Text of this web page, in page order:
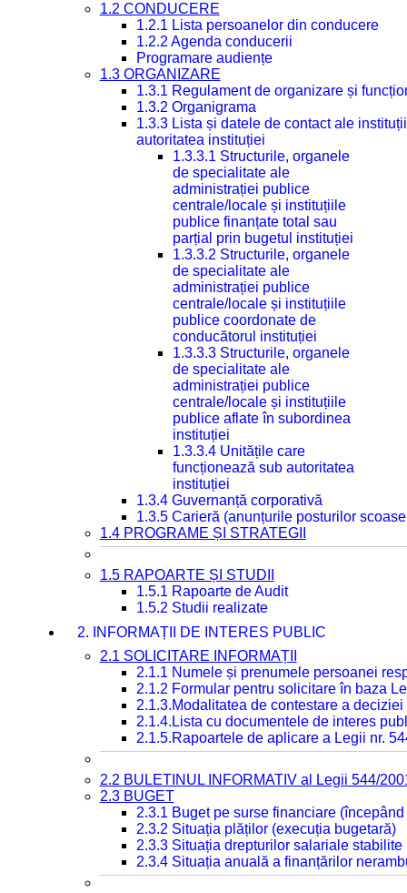
1.2 CONDUCERE
1.2.1 Lista persoanelor din conducere
1.2.2 Agenda conducerii
Programare audiențe
1.3 ORGANIZARE
1.3.1 Regulament de organizare și
1.3.2 Organigrama
1.3.3 Lista și datele de contact ale
autoritatea instituției
1.3.3.1 Structurile, organele
de specialitate ale
administrației publice
centrale/locale și instituțiile
publice finanțate total sau
parțial prin bugetul instituției
1.3.3.2 Structurile, organele
de specialitate ale
administrației publice
centrale/locale și instituțiile
publice coordonate de
conducătorul instituției
1.3.3.3 Structurile, organele
de specialitate ale
administrației publice
centrale/locale și instituțiile
publice aflate în subordinea
instituției
1.3.3.4 Unitățile care
funcționează sub autoritatea
instituției
1.3.4 Guvernanță corporativă
1.3.5 Carieră (anunțurile posturilor
1.4 PROGRAME ȘI STRATEGII
1.5 RAPOARTE ȘI STUDII
1.5.1 Rapoarte de Audit
1.5.2 Studii realizate
2. INFORMAȚII DE INTERES PUBLIC
2.1 SOLICITARE INFORMAȚII
2.1.1 Numele și prenumele persoanei
2.1.2 Formular pentru solicitare în baza
2.1.3.Modalitatea de contestare a
2.1.4.Lista cu documentele de interes
2.1.5.Rapoartele de aplicare a Legii nr.
2.2 BULETINUL INFORMATIV al Legii 544/
2.3 BUGET
2.3.1 Buget pe surse financiare
2.3.2 Situația plăților (execuția bugetară)
2.3.3 Situația drepturilor salariale
2.3.4 Situația anuală a finanțărilor